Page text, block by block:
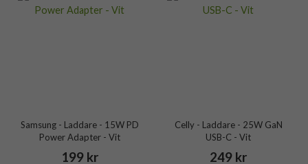
Samsung - Laddare - 15W PD
Power Adapter - Vit
199 kr
Celly - Laddare - 25W GaN
USB-C - Vit
249 kr